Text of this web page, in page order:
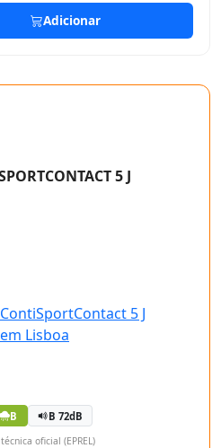
Adicionar
5 J
B B 72dB
oficial (EPREL)